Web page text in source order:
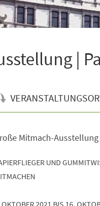
|
Mitmach-Ausstellung
UND
2021 BIS 16.